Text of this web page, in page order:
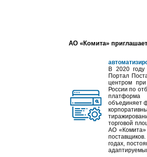
АО «Комита»
В 2020
Портал
центром
России по
платформа
объединяет
торговой
АО «Комита»
годах,